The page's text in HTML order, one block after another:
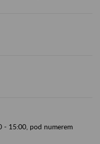
- 15:00, pod numerem